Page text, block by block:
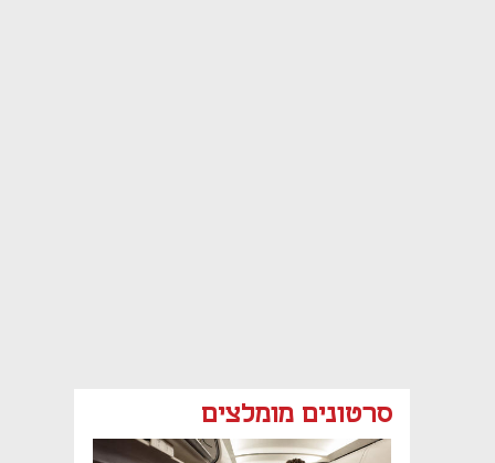
סרטונים מומלצים